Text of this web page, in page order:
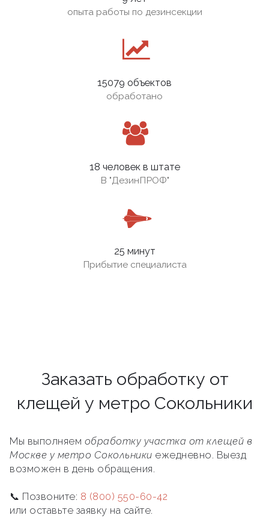
опыта работы по дезинсекции
15079 объектов
обработано
18 человек в штате
В "ДезинПРОФ"
25 минут
Прибытие специалиста
Заказать обработку от
клещей у метро Сокольники
Мы выполняем обработку участка от клещей в
Москве у метро Сокольники ежедневно. Выезд
возможен в день обращения.
📞 Позвоните: 8 (800) 550-60-42
или оставьте заявку на сайте.